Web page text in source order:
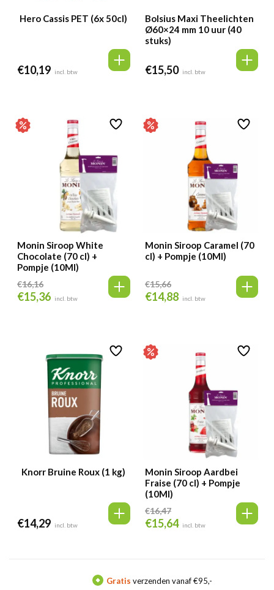
Hero Cassis PET (6x 50cl)
€10,19 incl. btw
Bolsius Maxi Theelichten
Ø60×24 mm 10 uur (40
stuks)
€15,50 incl. btw
Monin Siroop White
Chocolate (70 cl) +
Pompje (10Ml)
€16,16
Oorspronkelijke
€15,36 Huidige
incl. btw
Monin Siroop Caramel (70
cl) + Pompje (10Ml)
€15,66
Oorspronkelijke
€15,66.
€14,88 Huidige
incl. btw
Knorr Bruine Roux (1 kg)
€14,29 incl. btw
Monin Siroop Aardbei
Fraise (70 cl) + Pompje
(10Ml)
€16,47
Oorspronkelijke
€15,64 Huidige
incl. btw
Gratis verzenden vanaf €95,-